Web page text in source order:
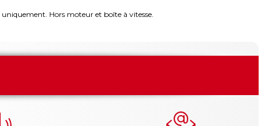
Hors moteur et boîte à vitesse.